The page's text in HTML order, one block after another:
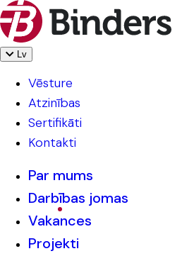
Lv
Vēsture
Atzinības
Sertifikāti
Kontakti
Par mums
Darbības jomas
Vakances
Projekti